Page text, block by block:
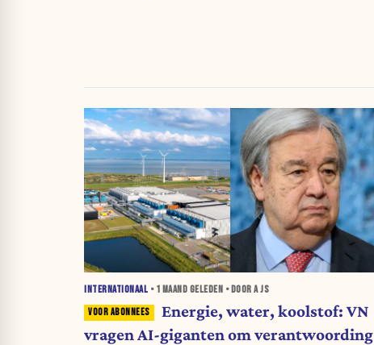
INTERNATIONAAL • 1 MAAND GELEDEN • DOOR A JS
Energie, water, koolstof: VN
vragen AI-giganten om verantwoording